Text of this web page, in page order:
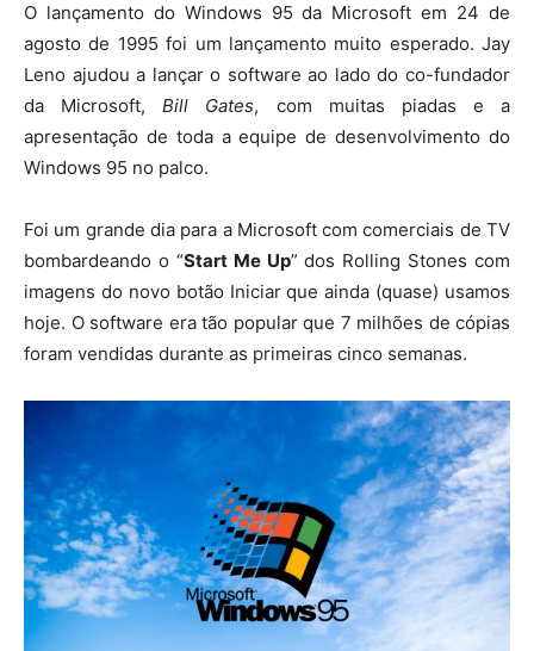
O lançamento do Windows 95 da Microsoft em 24 de
agosto de 1995 foi um lançamento muito esperado. Jay
Leno ajudou a lançar o software ao lado do co-fundador
da Microsoft,Bill Gates, com muitas piadas e a
apresentação de toda a equipe de desenvolvimento do
Windows 95 no palco.
Foi um grande dia para a Microsoft com comerciais de TV
bombardeando o “Start Me Up” dos Rolling Stones com
imagens do novo botão Iniciar que ainda (quase) usamos
hoje. O software era tão popular que 7 milhões de cópias
foram vendidas durante as primeiras cinco semanas.